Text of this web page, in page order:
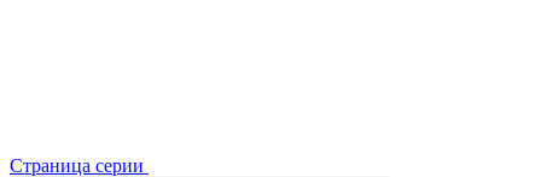
Страница серии